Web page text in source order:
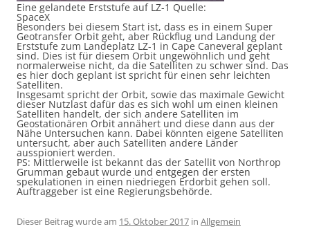
Eine gelandete Erststufe auf LZ-1 Quelle:
SpaceX
Besonders bei diesem Start ist, dass es in einem Super
Geotransfer Orbit geht, aber Rückflug und Landung der
Erststufe zum Landeplatz LZ-1 in Cape Caneveral geplant
sind. Dies ist für diesem Orbit ungewöhnlich und geht
normalerweise nicht, da die Satelliten zu schwer sind. Das
es hier doch geplant ist spricht für einen sehr leichten
Satelliten.
Insgesamt spricht der Orbit, sowie das maximale Gewicht
dieser Nutzlast dafür das es sich wohl um einen kleinen
Satelliten handelt, der sich andere Satelliten im
Geostationären Orbit annähert und diese dann aus der
Nähe Untersuchen kann. Dabei könnten eigene Satelliten
untersucht, aber auch Satelliten andere Länder
ausspioniert werden.
PS: Mittlerweile ist bekannt das der Satellit von Northrop
Grumman gebaut wurde und entgegen der ersten
spekulationen in einen niedriegen Erdorbit gehen soll.
Auftraggeber ist eine Regierungsbehörde.
Dieser Beitrag wurde am 15. Oktober 2017 in Allgemein